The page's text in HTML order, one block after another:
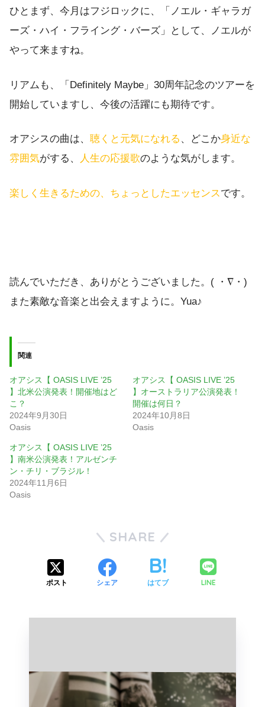
ひとまず、今月はフジロックに、「ノエル・ギャラガ
ーズ・ハイ・フライング・バーズ」として、ノエルが
やって来ますね。
リアムも、「Definitely Maybe」30周年記念のツアーを
開始していますし、今後の活躍にも期待です。
オアシスの曲は、 聴くと元気になれる 、どこか身近な
雰囲気がする、 人生の応援歌のような気がします。
楽しく生きるための、ちょっとしたエッセンスです。
読んでいただき、ありがとうございました。( ・∇・)
また素敵な音楽と出会えますように。Yua♪
関連
オアシス【 OASIS LIVE ’25
】北米公演発表！開催地はど
こ？
2024年9月30日
Oasis
オアシス【 OASIS LIVE ’25
】オーストラリア公演発表！
開催は何日？
2024年10月8日
Oasis
オアシス【 OASIS LIVE ’25
】南米公演発表！アルゼンチ
ン・チリ・ブラジル！
2024年11月6日
Oasis
SHARE
ポスト シェア はてブ LINE